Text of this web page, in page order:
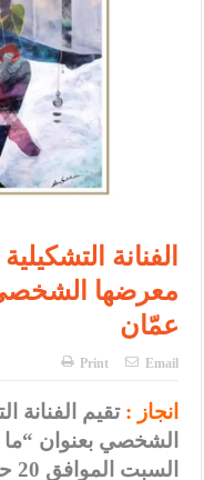
الفنانة
معرضها الشخصي
عمّان
Print Email
انجاز : تقيم الفنانة
الشخصي بعنوان “ما